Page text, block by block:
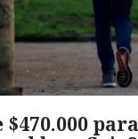
$470.000